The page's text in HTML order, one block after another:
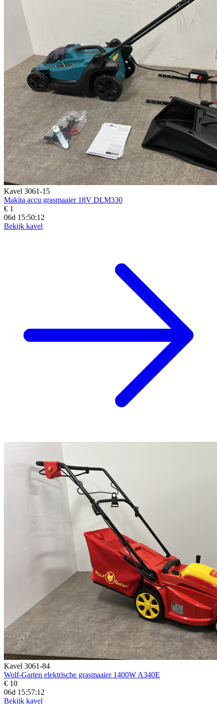
Kavel 3061-15
Makita accu grasmaaier 18V DLM330
€ 1
06d 15:50:11
Bekijk kavel
Kavel 3061-84
Wolf-Garten elektrische grasmaaier 1400W A340E
€ 10
06d 15:57:11
Bekijk kavel